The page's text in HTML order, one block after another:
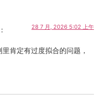
28 7 月, 2026 5:02 上午
肯定有过度拟合的问题，